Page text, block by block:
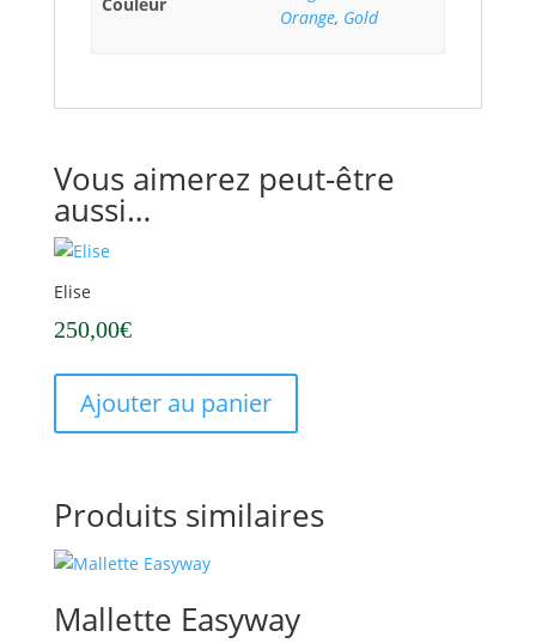
Orange, Gold
Vous aimerez peut-être
aussi…
Elise
250,00€
Ajouter au panier
Produits similaires
Mallette Easyway